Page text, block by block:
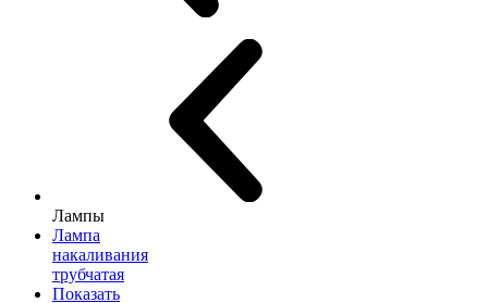
Лампы
Лампа
накаливания
трубчатая
Показать